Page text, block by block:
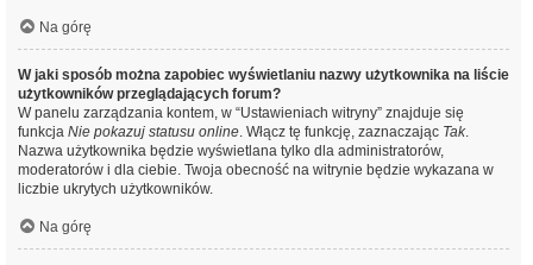
Na górę
W jaki sposób można zapobiec wyświetlaniu nazwy użytkownika na liście
użytkowników przeglądających forum?
W panelu zarządzania kontem, w “Ustawieniach witryny” znajduje się
funkcja Nie pokazuj statusu online. Włącz tę funkcję, zaznaczając Tak.
Nazwa użytkownika będzie wyświetlana tylko dla administratorów,
moderatorów i dla ciebie. Twoja obecność na witrynie będzie wykazana w
liczbie ukrytych użytkowników.
Na górę